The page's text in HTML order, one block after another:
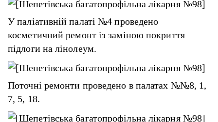
У паліативній палаті №4 проведено
косметичний ремонт із заміною покриття
підлоги на лінолеум.
Поточні ремонти проведено в палатах №№8, 1,
7, 5, 18.